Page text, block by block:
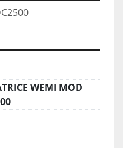
WEMI MOD